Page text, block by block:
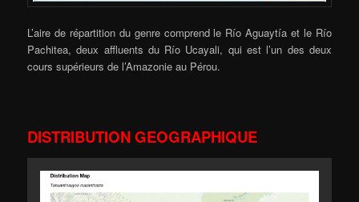
L’aire de répartition du genre comprend le Río Aguaytía et le Río
Pachitea, deux affluents du Río Ucayali, qui est l’un des deux
cours supérieurs de l’Amazonie au Pérou.
DISTRIBUTION GEOGRAPHIQUE